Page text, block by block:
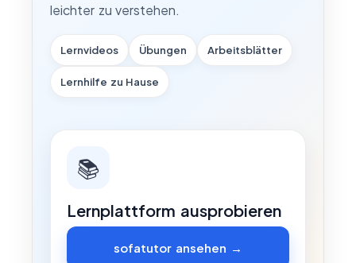
leichter zu verstehen.
Lernvideos Übungen Arbeitsblätter
Lernhilfe zu Hause
📚
Lernplattform ausprobieren
sofatutor ansehen →